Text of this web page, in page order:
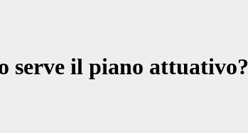
serve il piano attuativo?